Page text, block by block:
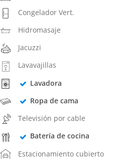
Congelador Vert.
Hidromasaje
Jacuzzi
Lavavajillas
Lavadora
Ropa de cama
Televisión por cable
Batería de cocina
Estacionamiento cubierto